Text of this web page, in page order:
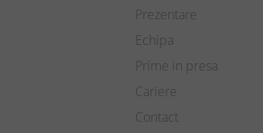
Prezentare
Echipa
Prime in presa
Cariere
Contact